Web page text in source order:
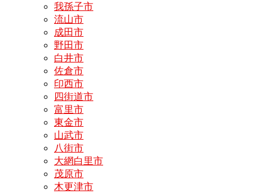
我孫子市
流山市
成田市
野田市
白井市
佐倉市
印西市
四街道市
富里市
東金市
山武市
八街市
大網白里市
茂原市
木更津市